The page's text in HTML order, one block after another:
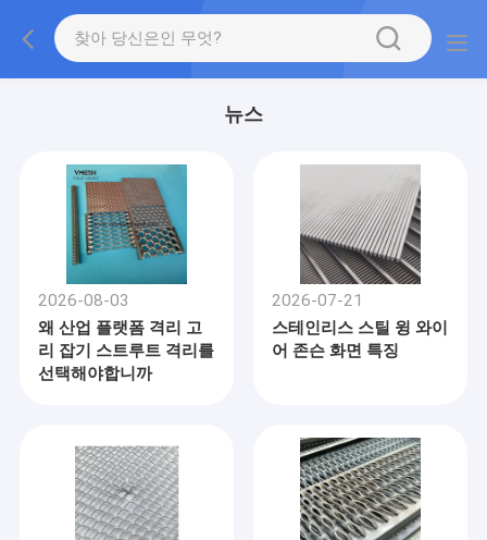
뉴스
2026-08-03
왜 산업 플랫폼 격리 고
리 잡기 스트루트 격리를
선택해야합니까
2026-07-21
스테인리스 스틸 윙 와이
어 존슨 화면 특징